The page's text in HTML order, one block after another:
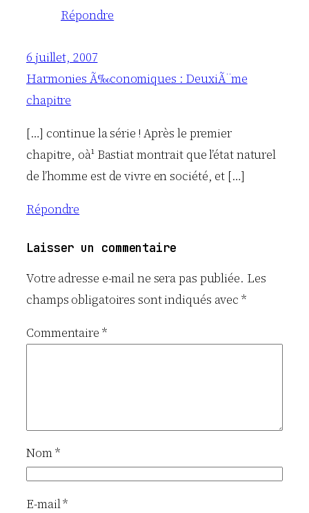
Répondre
6 juillet, 2007
Harmonies Ã‰conomiques : DeuxiÃ¨me
chapitre
[…] continue la série ! Après le premier
chapitre, oà¹ Bastiat montrait que l’état naturel
de l’homme est de vivre en société, et […]
Répondre
Laisser un commentaire
Votre adresse e-mail ne sera pas publiée. Les
champs obligatoires sont indiqués avec*
Commentaire *
Nom*
E-mail*